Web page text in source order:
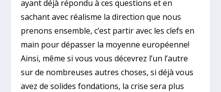
ayant déjà répondu à ces questions et en
sachant avec réalisme la direction que nous
prenons ensemble, c’est partir avec les clefs en
main pour dépasser la moyenne européenne!
Ainsi, même si vous vous décevrez l’un l’autre
sur de nombreuses autres choses, si déjà vous
avez de solides fondations, la crise sera plus